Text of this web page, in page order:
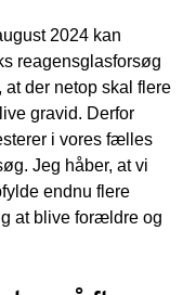
2024 kan
reagensglasforsøg
der netop skal flere
gravid. Derfor
i vores fælles
Jeg håber, at vi
endnu flere
at blive forældre og